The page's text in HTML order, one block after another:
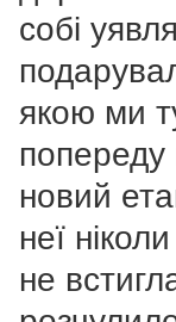
собі
якою ми
попереду
новий
неї
не